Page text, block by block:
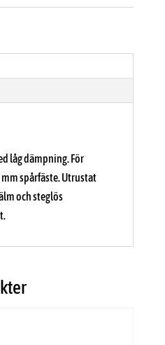
låg dämpning. För
spårfäste. Utrustat
och steglös